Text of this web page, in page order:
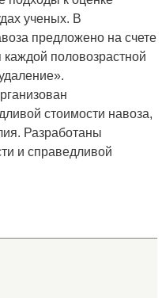
ученых. В
предложено на счете
половозрастной
стоимости навоза,
Разработаны
и справедливой